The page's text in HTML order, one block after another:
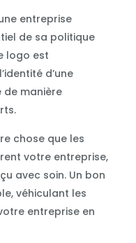
entreprise
de sa politique
logo est
d’une
de manière
chose que les
votre entreprise,
avec soin. Un bon
véhiculant les
entreprise en